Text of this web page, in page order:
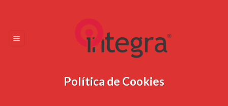
Política de Cookies